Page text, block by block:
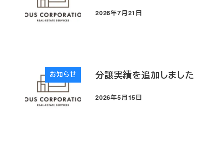
投稿日
2026年7月21日
お知らせ 分譲実績を追加しました
投稿日
2026年5月15日